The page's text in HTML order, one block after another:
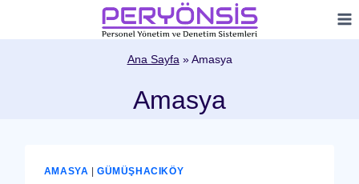
Ana Sayfa»Amasya
Amasya
AMASYA |GÜMÜŞHACIKÖY